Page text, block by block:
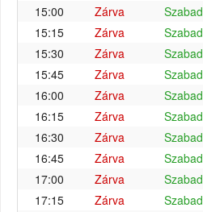
15:00
Zárva Szabad
15:15
Zárva Szabad
15:30
Zárva Szabad
15:45
Zárva Szabad
16:00
Zárva Szabad
16:15
Zárva Szabad
16:30
Zárva Szabad
16:45
Zárva Szabad
17:00
Zárva Szabad
17:15
Zárva Szabad